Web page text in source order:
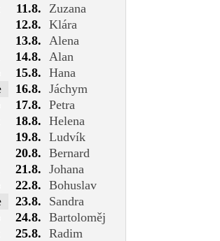
11.8.
Zuzana
12.8. Klára
13.8.
Alena
14.8.
Alan
15.8. Hana
16.8. Jáchym
17.8. Petra
18.8. Helena
19.8. Ludvík
20.8. Bernard
21.8. Johana
22.8. Bohuslav
23.8.
Sandra
24.8. Bartoloměj
25.8. Radim